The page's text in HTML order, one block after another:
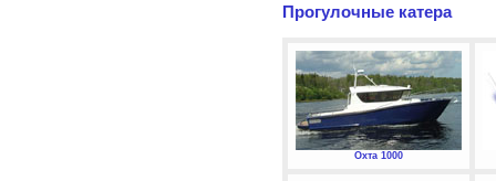
Прогулочные катера
Охта 1000